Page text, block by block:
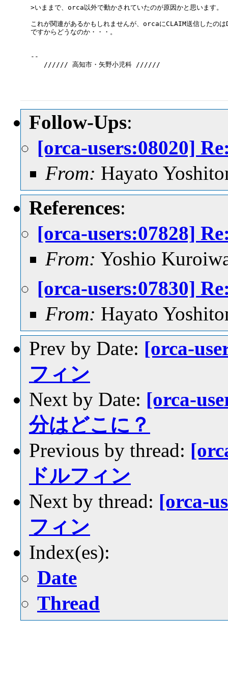
>いままで、orca以外で動かされていたのが原因かと思います。
これが関連があるかもしれませんが、orcaにCLAIM送信したの
ですからどうなのか・・・。
--
////// 高知市・矢野小児科 //////
Follow-Ups:
[orca-users:08020]
From: Hayato
References:
[orca-users:07828]
From: Yoshio
[orca-users:07830]
From: Hayato
Prev by Date: [orca-
フィン
Next by Date: [orca-
分はどこに？
Previous by thread:
ドルフィン
Next by thread: [orca-
フィン
Index(es):
Date
Thread